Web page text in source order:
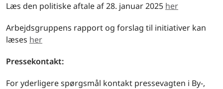
Læs den politiske aftale af 28. januar 2025 her
Arbejdsgruppens rapport og forslag til initiativer kan
læses her
Pressekontakt:
For yderligere spørgsmål kontakt pressevagten i By-,